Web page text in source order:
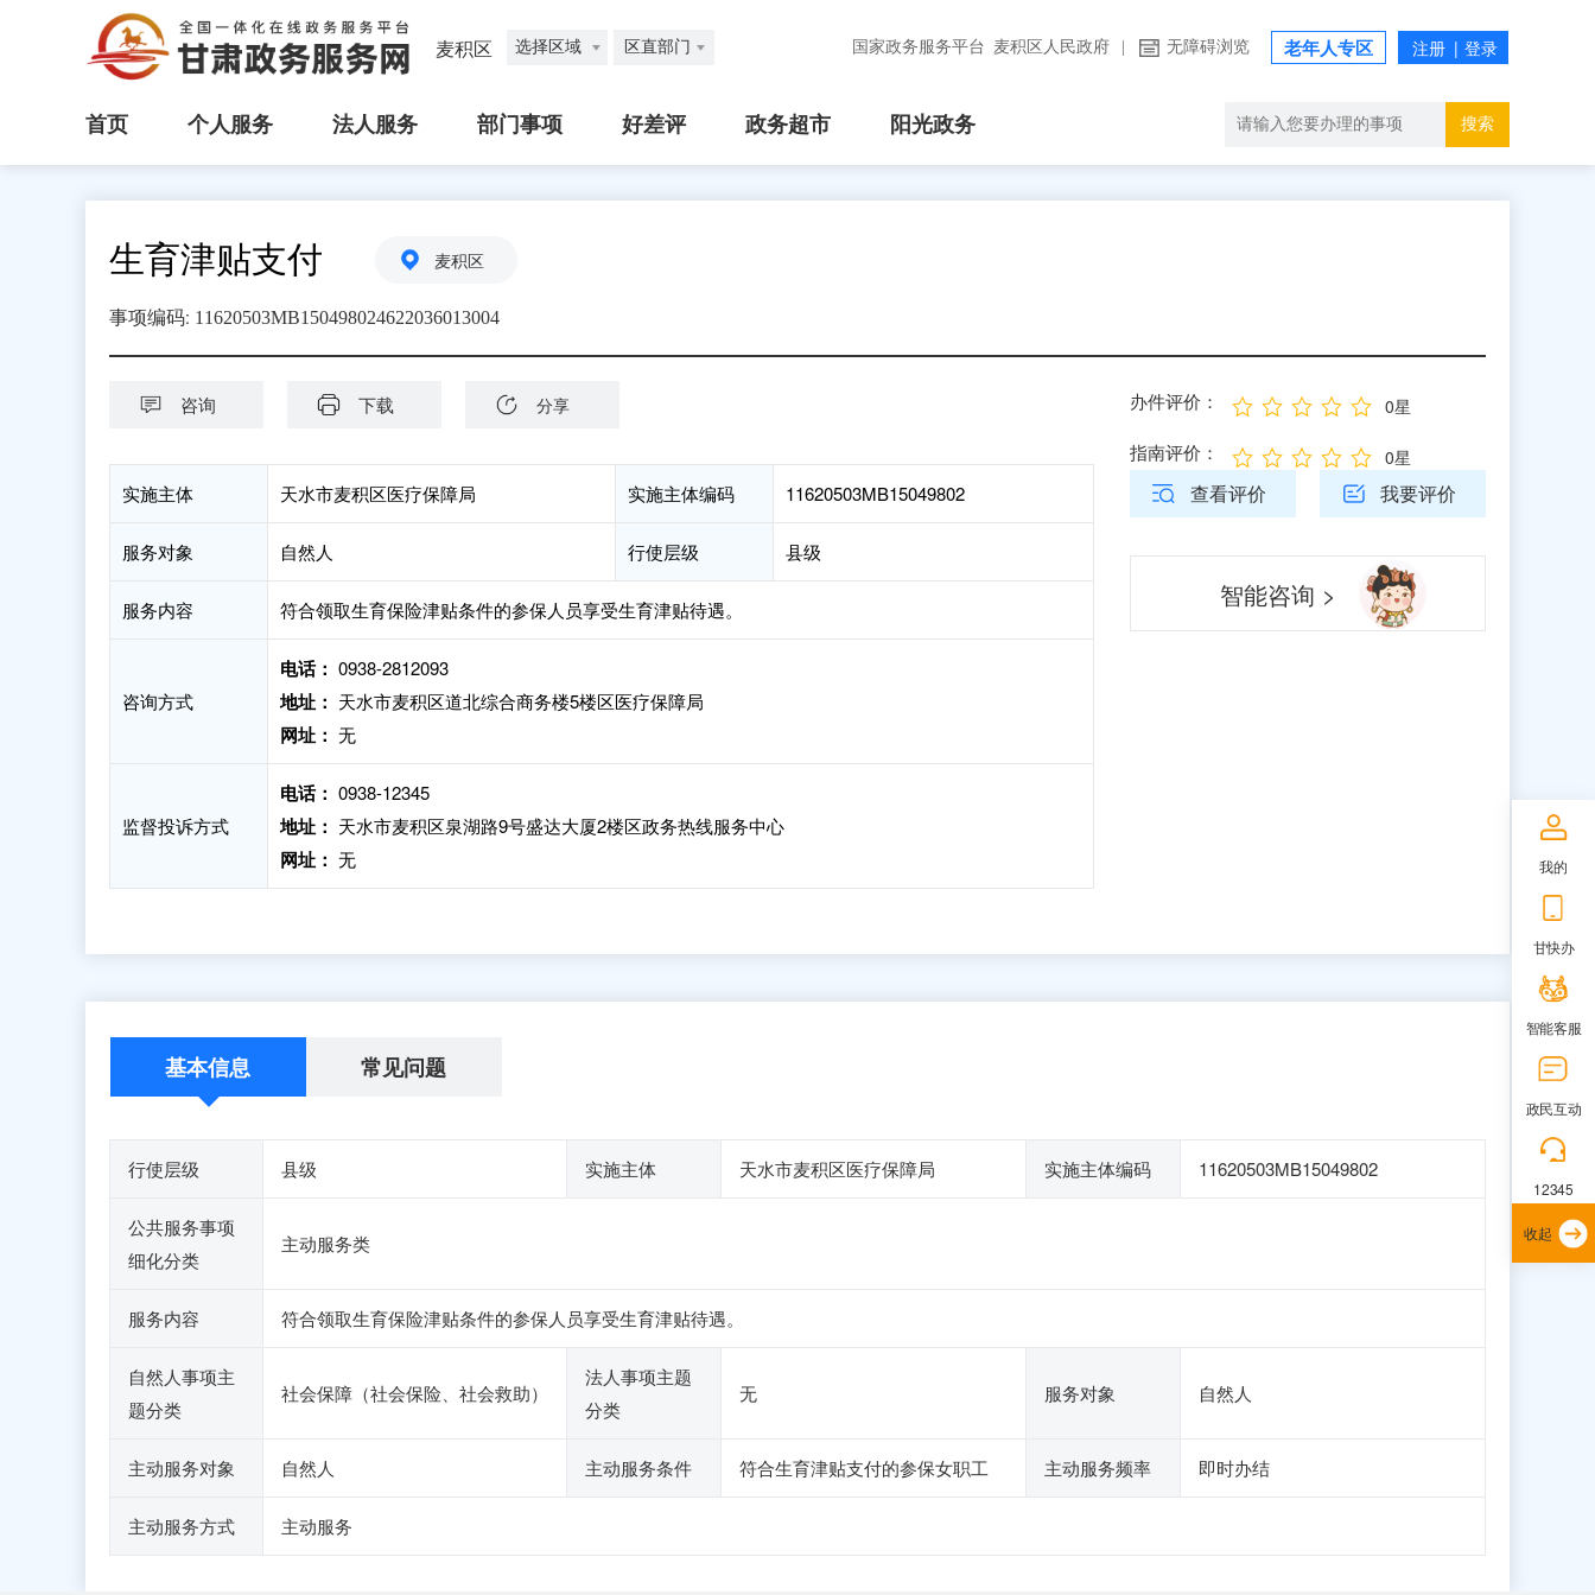
麦积区 选择区域 区直部门 国家政务服务平台 麦积区人民政府 无障碍浏览 老年人专区
首页 个人服务 法人服务 部门事项 好差评 政务超市 阳光政务 搜索
生育津贴支付 麦积区
事项编码: 11620503MB150498024622036013004
咨询 下载 分享
实施主体 天水市麦积区医疗保障局 实施主体编码 11620503MB15049802
服务对象 自然人 行使层级 县级
服务内容 符合领取生育保险津贴条件的参保人员享受生育津贴待遇。
咨询方式
电话： 0938-2812093
地址： 天水市麦积区道北综合商务楼5楼区医疗保障局
网址： 无
监督投诉方式
电话： 0938-12345
地址： 天水市麦积区泉湖路9号盛达大厦2楼区政务热线服务中心
网址： 无
办件评价： 0星
指南评价： 0星
查看评价 我要评价
智能咨询 >
基本信息 常见问题
行使层级 县级 实施主体 天水市麦积区医疗保障局 实施主体编码 11620503MB15049802
公共服务事项
细化分类
主动服务类
服务内容 符合领取生育保险津贴条件的参保人员享受生育津贴待遇。
自然人事项主
题分类
社会保障（社会保险、社会救助）
法人事项主题
分类
无 服务对象 自然人
主动服务对象 自然人 主动服务条件 符合生育津贴支付的参保女职工 主动服务频率 即时办结
主动服务方式 主动服务
我的
甘快办
智能客服
政民互动
12345
收起